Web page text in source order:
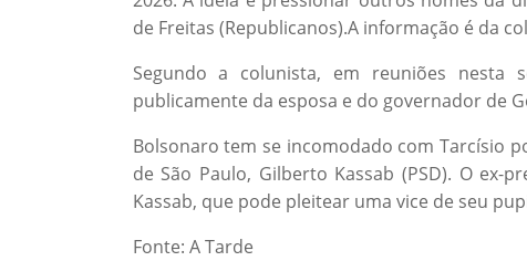
de Freitas (Republicanos).A informação é da
Segundo a colunista, em reuniões nesta
publicamente da esposa e do governador de
Bolsonaro tem se incomodado com Tarcísio
de São Paulo, Gilberto Kassab (PSD). O
Kassab, que pode pleitear uma vice de seu
Fonte: A Tarde